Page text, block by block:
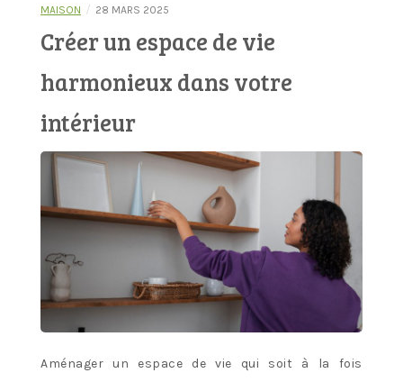
MAISON / 28 MARS 2025
Créer un espace de vie
harmonieux dans votre
intérieur
Aménager un espace de vie qui soit à la fois